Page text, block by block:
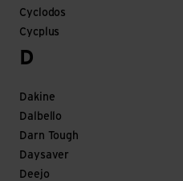
Cyclodos
Cycplus
D
Dakine
Dalbello
Darn Tough
Daysaver
Deejo